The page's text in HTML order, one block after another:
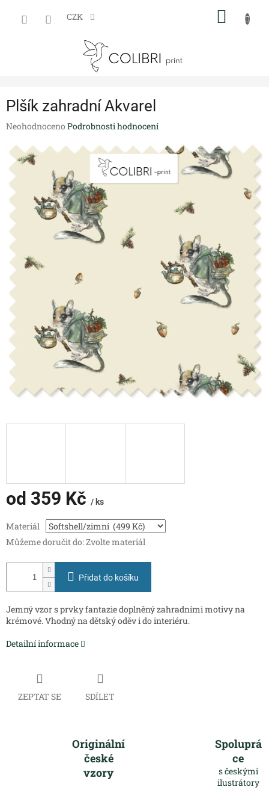
CZK
Plšík zahradní Akvarel
Průměrné
produktu
0,0
z
hvězdiček.
Neohodnoceno Podrobnosti hodnocení
od 359 Kč / ks
cena:
Materiál
Můžeme doručit do:Zvolte materiál
Přidat do košíku
Jemný vzor s prvky fantazie doplněný zahradními motivy na
krémové. Vhodný na dětský oděv i do interiéru.
Detailní informace
ZEPTAT SE SDÍLET
Originální
české
vzory
Spoluprá
ce
s českými
ilustrátory